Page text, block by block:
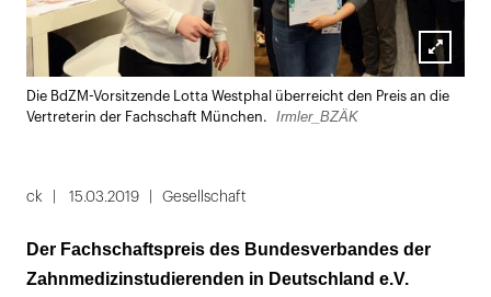
Lightbox
öffnen
Die BdZM-Vorsitzende Lotta Westphal überreicht den Preis an die
Vertreterin der Fachschaft München.
Irmler_BZÄK
ck 15.03.2019 Gesellschaft
Der Fachschaftspreis des Bundesverbandes der
Zahnmedizinstudierenden in Deutschland e.V.